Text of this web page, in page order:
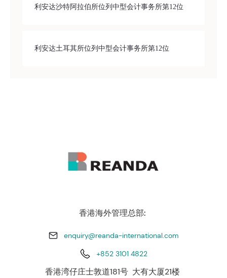
利安达沙特阿拉伯所位列中型会计事务所第12位
利安达土耳其所位列中型会计事务所第12位
香港海外管理总部:
enquiry@reanda-international.com
+852 3101 4822
香港湾仔庄士敦道181号 大有大厦21楼